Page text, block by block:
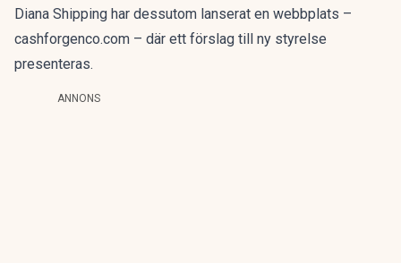
Diana Shipping har dessutom lanserat en webbplats –
cashforgenco.com – där ett förslag till ny styrelse
presenteras.
ANNONS